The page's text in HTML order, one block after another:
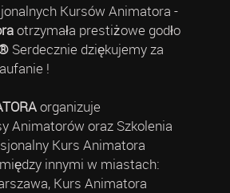
Kursów Animatora -
otrzymała prestiżowe godło
Serdecznie dziękujemy za
!
organizuje
Animatorów oraz Szkolenia
Kurs Animatora
innymi w miastach:
Kurs Animatora